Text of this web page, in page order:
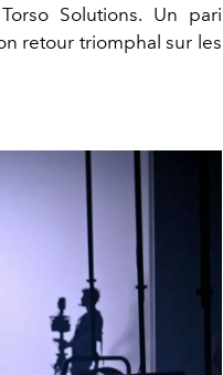
Torso Solutions. Un pari
retour triomphal sur les